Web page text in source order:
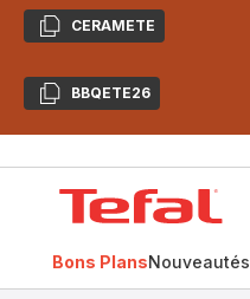
CopierCERAMETE
CopierBBQETE26
Bons PlansNouveautés